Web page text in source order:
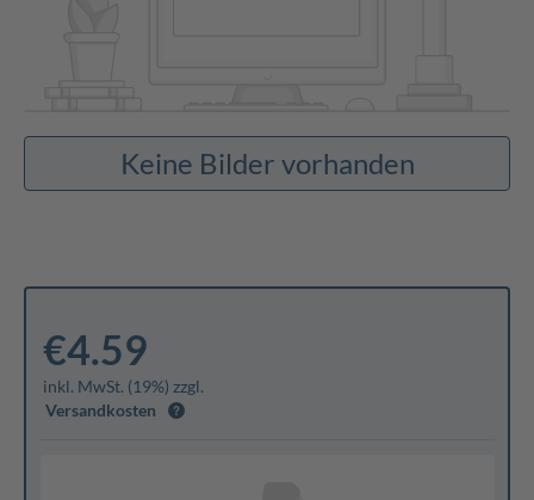
Keine Bilder vorhanden
€4.59
inkl. MwSt. (19%) zzgl.
Versandkosten